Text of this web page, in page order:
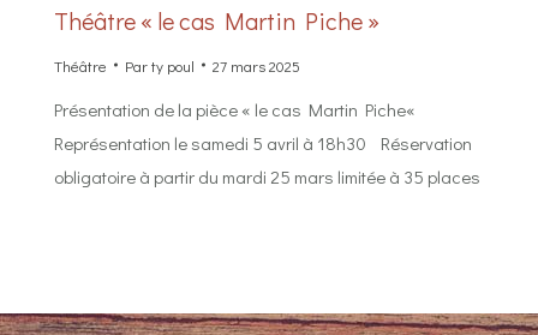
Théâtre « le cas Martin Piche »
Théâtre Party poul 27 mars 2025
Présentation de la pièce « le cas Martin Piche«
Représentation le samedi 5 avril à 18h30 Réservation
obligatoire à partir du mardi 25 mars limitée à 35 places